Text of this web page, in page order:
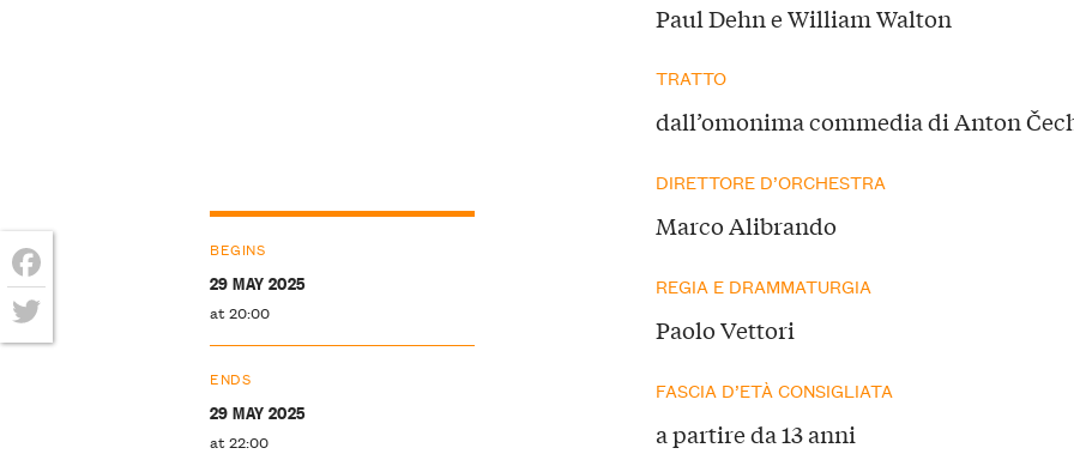
Paul Dehn e William Walton
TRATTO
dall’omonima commedia di Anton
DIRETTORE D’ORCHESTRA
Marco Alibrando
REGIA E DRAMMATURGIA
Paolo Vettori
FASCIA D’ETÀ CONSIGLIATA
a partire da 13 anni
BEGINS
29 MAY 2025
at 20:00
ENDS
29 MAY 2025
at 22:00
Facebook
Twitter